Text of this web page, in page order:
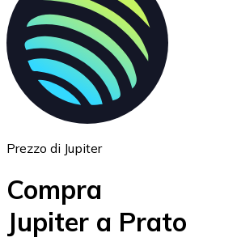
Ethereum
ETH
Prezzo di Jupiter
Compra
Jupiter a Prato